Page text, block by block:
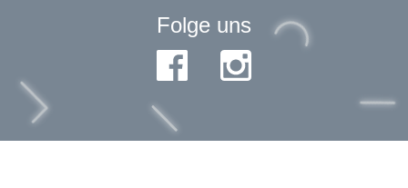
Folge uns